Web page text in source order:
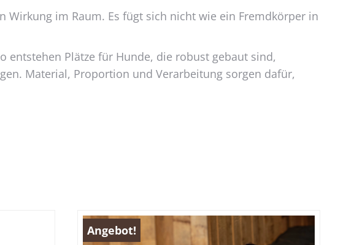
im Raum. Es fügt sich nicht wie ein Fremdkörper in
entstehen Plätze für Hunde, die robust gebaut sind,
Material, Proportion und Verarbeitung sorgen dafür,
Angebot!